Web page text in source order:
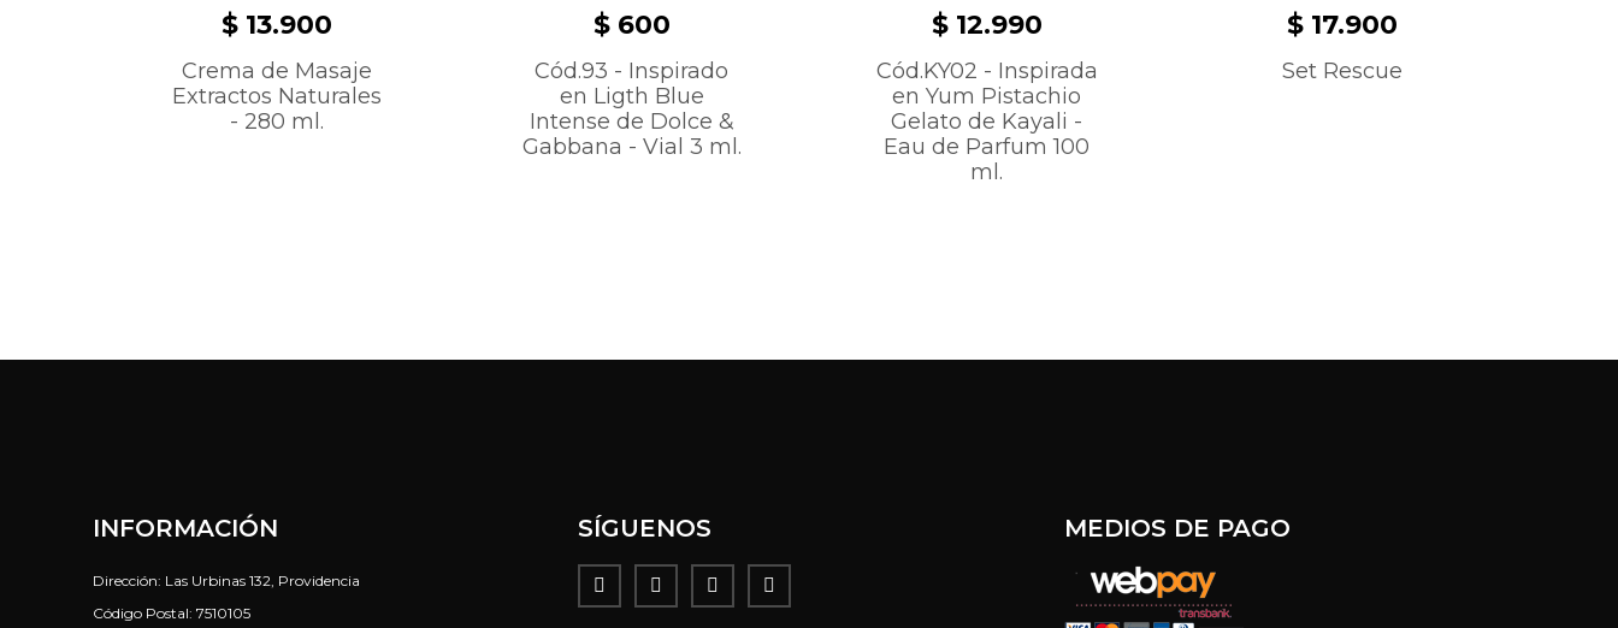
Crema de Masaje
Extractos Naturales
- 280 ml.
$ 13.900
Cód.93 - Inspirado
en Ligth Blue
Intense de Dolce &
Gabbana - Vial 3 ml.
$ 600
Cód.KY02 - Inspirada
en Yum Pistachio
Gelato de Kayali -
Eau de Parfum 100
ml.
$ 12.990
Set Rescue
$ 17.900
INFORMACIÓN
Dirección: Las Urbinas 132, Providencia
Código Postal: 7510105
SÍGUENOS MEDIOS DE PAGO